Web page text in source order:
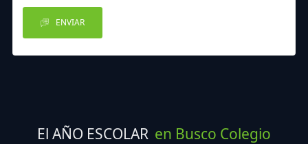
ENVIAR
El AÑO ESCOLAR en Busco Colegio